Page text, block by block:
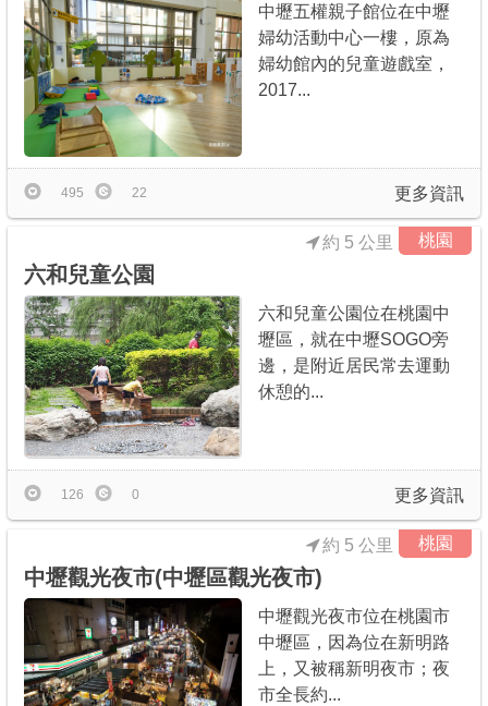
中壢五權親子館位在中壢
婦幼活動中心一樓，原為
婦幼館內的兒童遊戲室，
2017...
更多資訊
495 22
桃園
約 5 公里
六和兒童公園
六和兒童公園位在桃園中
壢區，就在中壢SOGO旁
邊，是附近居民常去運動
休憩的...
更多資訊
126 0
桃園
約 5 公里
中壢觀光夜市(中壢區觀光夜市)
中壢觀光夜市位在桃園市
中壢區，因為位在新明路
上，又被稱新明夜市；夜
市全長約...